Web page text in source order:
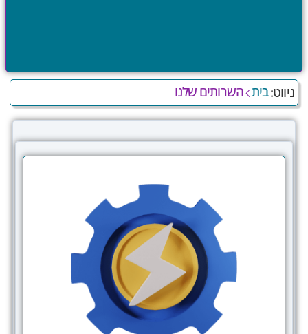
ניווט:בית השרותים שלנו